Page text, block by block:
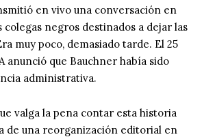
en vivo una conversación en
negros destinados a dejar las
muy poco, demasiado tarde. El 25
anunció que Bauchner había sido
administrativa.
valga la pena contar esta historia
de una reorganización editorial en